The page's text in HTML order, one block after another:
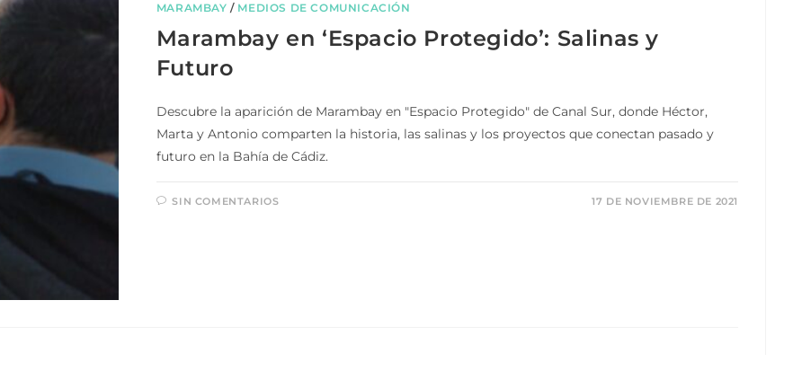
MARAMBAY / MEDIOS DE COMUNICACIÓN
Marambay en ‘Espacio Protegido’: Salinas y
Futuro
Descubre la aparición de Marambay en "Espacio Protegido" de Canal Sur, donde Héctor,
Marta y Antonio comparten la historia, las salinas y los proyectos que conectan pasado y
futuro en la Bahía de Cádiz.
SIN COMENTARIOS 17 DE NOVIEMBRE DE 2021